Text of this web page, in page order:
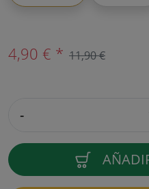
4,90 € * 11,90 €
-